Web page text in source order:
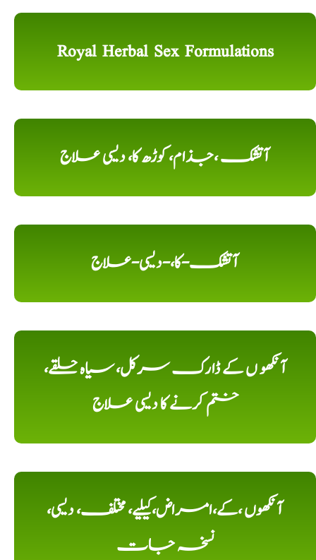
Royal Herbal Sex Formulations
آتشک ،جذام، کوڑھ کا، دیسی علاج
آتشک-کا،-دیسی-علاج
آنکھو ں کے ڈارک سرکل، سیاہ حلقے،
ختم کرنے کا دیسی علاج
آنکھوں ،کے،امراض،کیلیے، مختلف، دیسی،
نسخہ جات